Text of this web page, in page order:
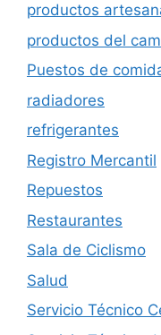
productos
productos del
Puestos de
radiadores
refrigerantes
Registro Mercantil
Repuestos
Restaurantes
Sala de Ciclismo
Salud
Servicio Técnico